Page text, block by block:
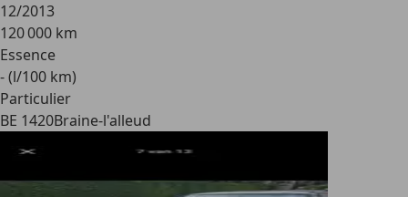
12/2013
120 000 km
Essence
- (l/100 km)
Particulier
BE 1420Braine-l'alleud